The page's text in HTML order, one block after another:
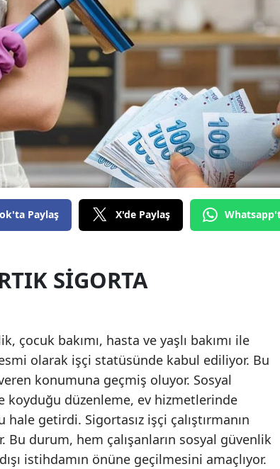
Bolu
Burdur
Çanakkale
Çankırı
Çorum
Denizli
Diyarbakır
Elazığ
Erzurum
Eskişehir
Gaziantep
Giresun
Gümüşhane
Paylaş X'de Paylaş
SIGORTA
çocuk bakımı, hasta ve yaşlı bakımı ile
olarak işçi statüsünde kabul ediliyor. Bu
konumuna geçmiş oluyor. Sosyal
koyduğu düzenleme, ev hizmetlerinde
hale getirdi. Sigortasız işçi çalıştırmanın
Bu durum, hem çalışanların sosyal güvenlik
istihdamın önüne geçilmesini amaçlıyor.